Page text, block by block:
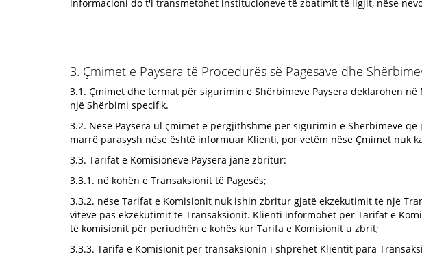
informacioni do t'i transmetohet institucioneve të zbatimit të ligjit, nëse
3. Çmimet e Paysera të Procedurës së Pagesave dhe
3.1. Çmimet dhe termat për sigurimin e Shërbimeve Paysera deklarohen
një Shërbimi specifik.
3.2. Nëse Paysera ul çmimet e përgjithshme për sigurimin e Shërbimeve
marrë parasysh nëse është informuar Klienti, por vetëm nëse Çmimet nuk
3.3. Tarifat e Komisioneve Paysera janë zbritur:
3.3.1. në kohën e Transaksionit të Pagesës;
3.3.2. nëse Tarifat e Komisionit nuk ishin zbritur gjatë ekzekutimit të një
viteve pas ekzekutimit të Transaksionit. Klienti informohet për Tarifat e
të komisionit për periudhën e kohës kur Tarifa e Komisionit u zbrit;
3.3.3. Tarifa e Komisionit për transaksionin i shprehet Klientit para